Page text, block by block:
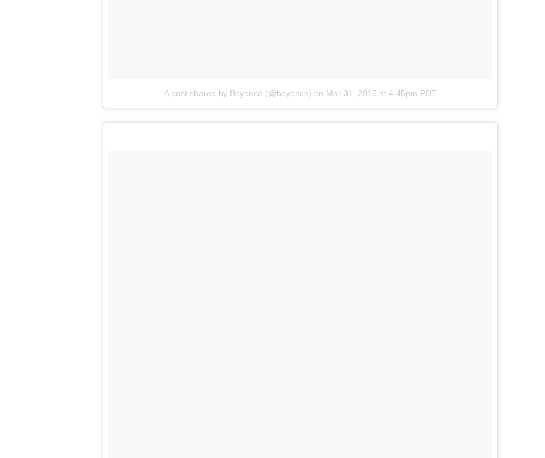
A post shared by Beyoncé (@beyonce) on Mar 31, 2015 at 4:45pm PDT